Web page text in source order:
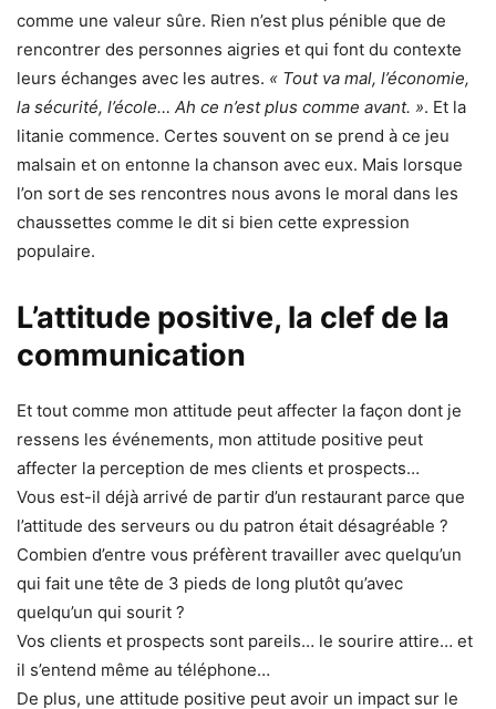
comme une valeur sûre. Rien n’est plus pénible que de
rencontrer des personnes aigries et qui font du contexte
leurs échanges avec les autres. « Tout va mal, l’économie,
la sécurité, l’école… Ah ce n’est plus comme avant. ». Et la
litanie commence. Certes souvent on se prend à ce jeu
malsain et on entonne la chanson avec eux. Mais lorsque
l’on sort de ses rencontres nous avons le moral dans les
chaussettes comme le dit si bien cette expression
populaire.
L’attitude positive, la clef de la
communication
Et tout comme mon attitude peut affecter la façon dont je
ressens les événements, mon attitude positive peut
affecter la perception de mes clients et prospects…
Vous est-il déjà arrivé de partir d’un restaurant parce que
l’attitude des serveurs ou du patron était désagréable ?
Combien d’entre vous préfèrent travailler avec quelqu’un
qui fait une tête de 3 pieds de long plutôt qu’avec
quelqu’un qui sourit ?
Vos clients et prospects sont pareils… le sourire attire… et
il s’entend même au téléphone…
De plus, une attitude positive peut avoir un impact sur le